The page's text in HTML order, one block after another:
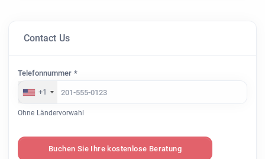
Contact Us
Telefonnummer *
+1
Ohne Ländervorwahl
Buchen Sie Ihre kostenlose Beratung